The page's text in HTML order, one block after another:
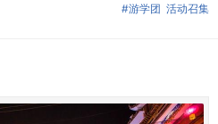
活动召集
#游学团